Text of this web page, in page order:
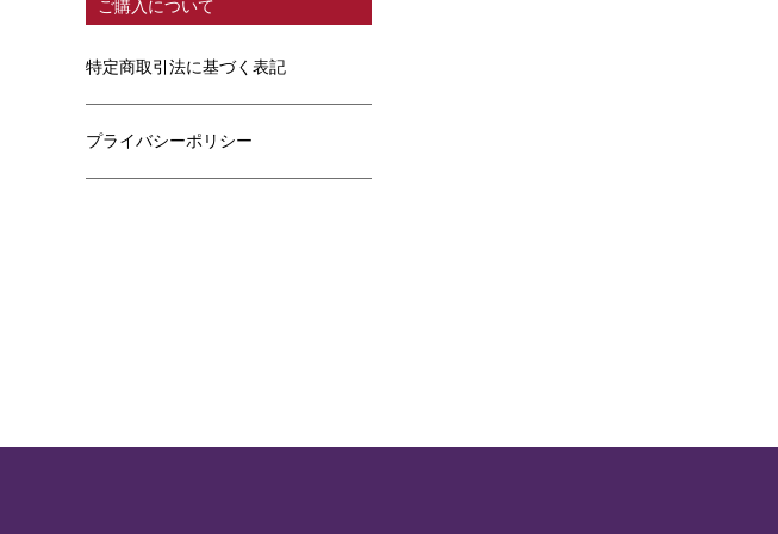
ご購入について
特定商取引法に基づく表記
プライバシーポリシー